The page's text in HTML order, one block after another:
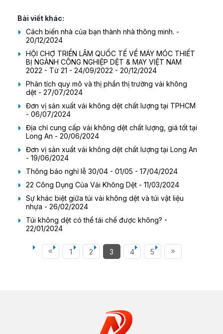
Bài viết khác:
Cách biến nhà của bạn thành nhà thông minh. -
20/12/2024
HỘI CHỢ TRIỂN LÃM QUỐC TẾ VỀ MÁY MÓC THIẾT
BỊ NGÀNH CÔNG NGHIỆP DỆT & MAY VIỆT NAM
2022 - Từ 21 - 24/09/2022 - 20/12/2024
Phân tích quy mô và thị phần thị trường vải không
dệt - 27/07/2024
Đơn vị sản xuất vải không dệt chất lượng tại TPHCM
- 06/07/2024
Địa chỉ cung cấp vải không dệt chất lượng, giá tốt tại
Long An - 20/06/2024
Đơn vị sản xuất vải không dệt chất lượng tại Long An
- 19/06/2024
Thông báo nghỉ lễ 30/04 - 01/05 - 17/04/2024
22 Công Dụng Của Vải Không Dệt - 11/03/2024
Sự khác biệt giữa túi vải không dệt và túi vật liệu
nhựa - 26/02/2024
Túi không dệt có thể tái chế được không? -
22/01/2024
1 2 3 4 5